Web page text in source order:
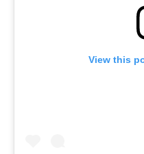
View this